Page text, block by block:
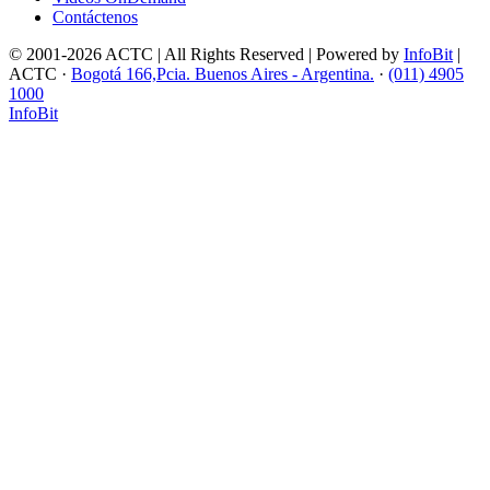
Contáctenos
© 2001-2026 ACTC | All Rights Reserved | Powered by InfoBit|
ACTC · Bogotá 166,Pcia. Buenos Aires - Argentina. · (011) 4905
1000
InfoBit